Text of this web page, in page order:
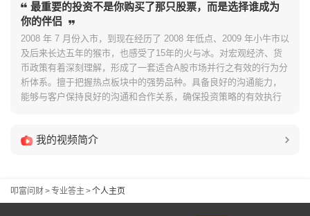
最重要的投资不是你购买了那只股票，而是选择谁成为
你的伴侣
2008 年 7 月份入市，到现在经历了 2008 年低点、2009 年小牛市以
及后来长达五年的猴市，也感受了15年的火与冰。对宏观经济、货
币政策有着深刻理解，形成了一套适合A股市场并行之有效的行为分
析体系。擅于把握热点板块中的强势品种。具备良好的沟通能力，‌
能够与客户保持良好的沟通和合作关系，‌确保投资策略的有效执行
我的视频简介
叩富问财>专业答主 >个人主页